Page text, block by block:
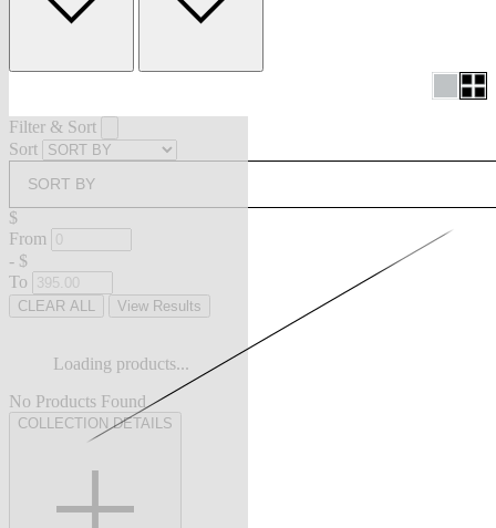
Filter & Sort
Sort
SORT BY
$
From
- $
To
CLEAR ALL View Results
Loading products...
No Products Found
COLLECTION DETAILS